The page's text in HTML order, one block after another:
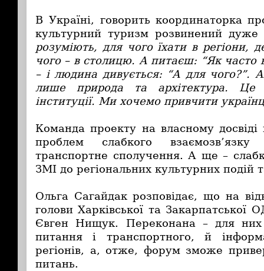
В Україні, говорить координаторка
культурний туризм розвинений
розуміють, для чого їхати в регіони,
чого – в столицю. А питаєш: “Як часто
– і людина дивується: “А для
лише природа та архітектура.
інституції. Ми хочемо привчити
Команда проекту на власному
проблем слабкого
транспортне сполучення. А ще –
ЗМІ до регіональних культурних подій
Ольга Сагайдак розповідає, що на
голови Харківської та Закарпатської
Євген Нищук. Переконана – для
питання і транспортного, й
регіонів, а, отже, форум зможе
питань.